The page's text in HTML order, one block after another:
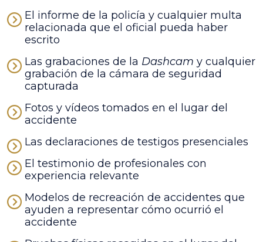
El informe de la policía y cualquier multa
relacionada que el oficial pueda haber
escrito
Las grabaciones de la Dashcam y cualquier
grabación de la cámara de seguridad
capturada
Fotos y vídeos tomados en el lugar del
accidente
Las declaraciones de testigos presenciales
El testimonio de profesionales con
experiencia relevante
Modelos de recreación de accidentes que
ayuden a representar cómo ocurrió el
accidente